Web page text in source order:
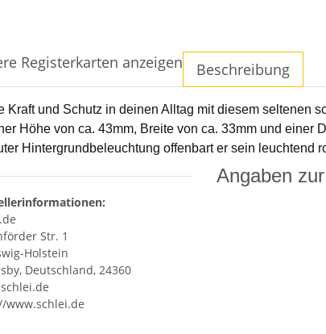
Registerkarten anzeigen Beschreibung
Kraft und Schutz in deinen Alltag mit diesem seltenen
Höhe von ca. 43mm, Breite von ca. 33mm und einer
Hintergrundbeleuchtung offenbart er sein leuchtend
Angaben
Str. 1
Holstein
Deutschland, 24360
www.schlei.de